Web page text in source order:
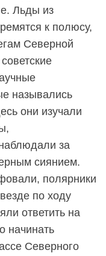
Льды из
к полюсу,
Северной
назывались
они изучали
за
сиянием.
полярники
по ходу
ответить на
начинать
Северного